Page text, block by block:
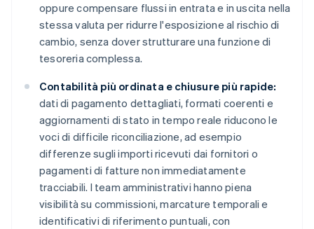
oppure compensare flussi in entrata e in uscita nella
stessa valuta per ridurre l'esposizione al rischio di
cambio, senza dover strutturare una funzione di
tesoreria complessa.
Contabilità più ordinata e chiusure più rapide:
dati di pagamento dettagliati, formati coerenti e
aggiornamenti di stato in tempo reale riducono le
voci di difficile riconciliazione, ad esempio
differenze sugli importi ricevuti dai fornitori o
pagamenti di fatture non immediatamente
tracciabili. I team amministrativi hanno piena
visibilità su commissioni, marcature temporali e
identificativi di riferimento puntuali, con